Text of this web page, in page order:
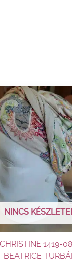
NINCS
CHRISTINE 1419-
BEATRICE